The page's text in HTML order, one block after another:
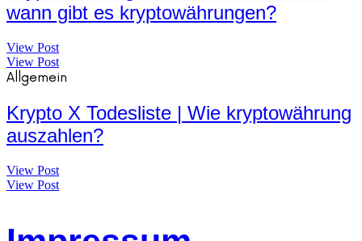
wann gibt es kryptowährungen?
View Post
View Post
Allgemein
Krypto X Todesliste | Wie kryptowährung
auszahlen?
View Post
View Post